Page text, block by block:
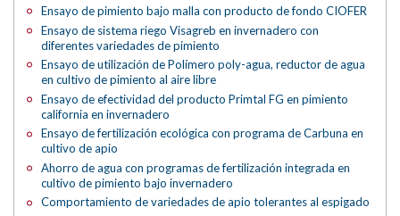
Ensayo de pimiento bajo malla con producto de fondo CIOFER
Ensayo de sistema riego Visagreb en invernadero con
diferentes variedades de pimiento
Ensayo de utilización de Polímero poly-agua, reductor de agua
en cultivo de pimiento al aire libre
Ensayo de efectividad del producto Primtal FG en pimiento
california en invernadero
Ensayo de fertilización ecológica con programa de Carbuna en
cultivo de apio
Ahorro de agua con programas de fertilización integrada en
cultivo de pimiento bajo invernadero
Comportamiento de variedades de apio tolerantes al espigado